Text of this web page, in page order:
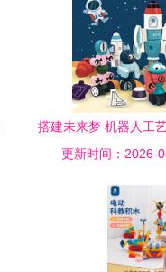
搭建未来梦 机器人工
索
更新时间：2026-